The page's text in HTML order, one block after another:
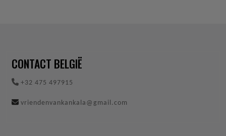
CONTACT BELGIË
+32 475 497915
vriendenvankankala@gmail.com